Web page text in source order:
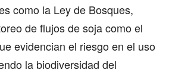
como la Ley de Bosques,
de flujos de soja como el
evidencian el riesgo en el uso
la biodiversidad del